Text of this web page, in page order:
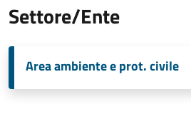
Settore/Ente
Area ambiente e prot. civile